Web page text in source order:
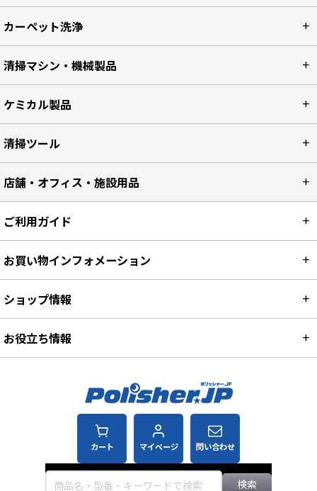
カーペット洗浄
清掃マシン・機械製品
ケミカル製品
清掃ツール
店舗・オフィス・施設用品
カート マイページ 問い合わせ
検索
ご利用ガイド
お買い物インフォメーション
ショップ情報
お役立ち情報